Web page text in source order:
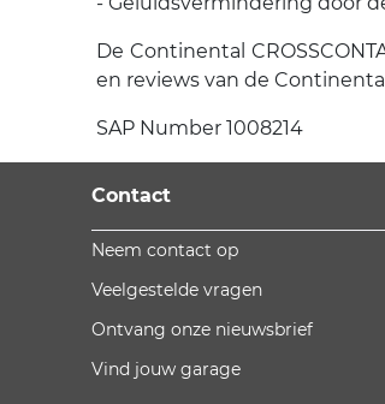
De Continental
en reviews van de
SAP Number 1008214
Contact
Neem contact op
Veelgestelde vragen
Ontvang onze nieuwsbrief
Vind jouw garage